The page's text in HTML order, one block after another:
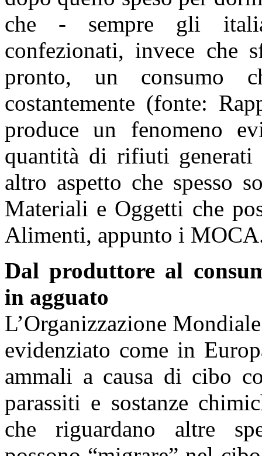
che - sempre gli
confezionati, invece che
pronto, un consumo
costantemente (fonte:
produce un fenomeno
quantità di rifiuti generati
altro aspetto che spesso
Materiali e Oggetti che
Alimenti, appunto i
Dal produttore al
in agguato
L’Organizzazione
evidenziato come in
ammali a causa di cibo
parassiti e sostanze
che riguardano altre